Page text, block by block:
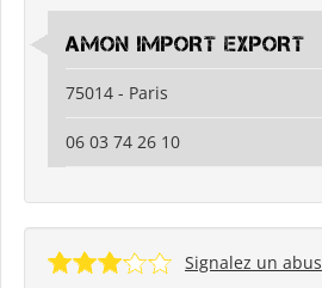
AMON IMPORT EXPORT
75014 - Paris
06 03 74 26 10
Signalez un abus